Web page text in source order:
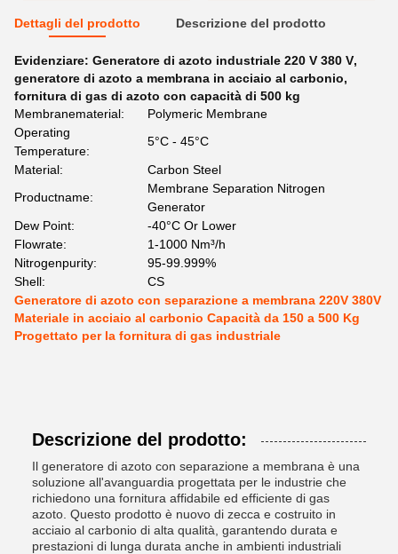
Dettagli del prodotto Descrizione del prodotto
Evidenziare: Generatore di azoto industriale 220 V 380 V,
generatore di azoto a membrana in acciaio al carbonio,
fornitura di gas di azoto con capacità di 500 kg
Membranematerial:
Polymeric Membrane
Operating
Temperature:
5°C - 45°C
Material:
Carbon Steel
Productname:
Membrane Separation Nitrogen
Generator
Dew Point:
-40°C Or Lower
Flowrate:
1-1000 Nm³/h
Nitrogenpurity:
95-99.999%
Shell:
CS
Generatore di azoto con separazione a membrana 220V 380V
Materiale in acciaio al carbonio Capacità da 150 a 500 Kg
Progettato per la fornitura di gas industriale
Descrizione del prodotto:
Il generatore di azoto con separazione a membrana è una
soluzione all'avanguardia progettata per le industrie che
richiedono una fornitura affidabile ed efficiente di gas
azoto. Questo prodotto è nuovo di zecca e costruito in
acciaio al carbonio di alta qualità, garantendo durata e
prestazioni di lunga durata anche in ambienti industriali